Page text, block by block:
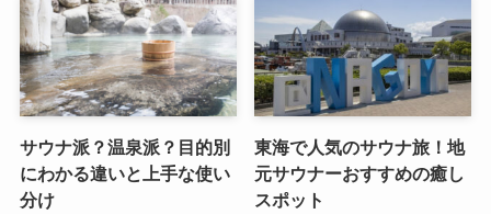
サウナ派？温泉派？目的別
にわかる違いと上手な使い
分け
東海で人気のサウナ旅！地
元サウナーおすすめの癒し
スポット